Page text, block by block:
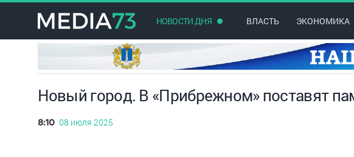
НОВОСТИ ДНЯ ВЛАСТЬ ЭКОНОМИКА
Новый город. В «Прибрежном» поставят
8:10 08 июля 2025